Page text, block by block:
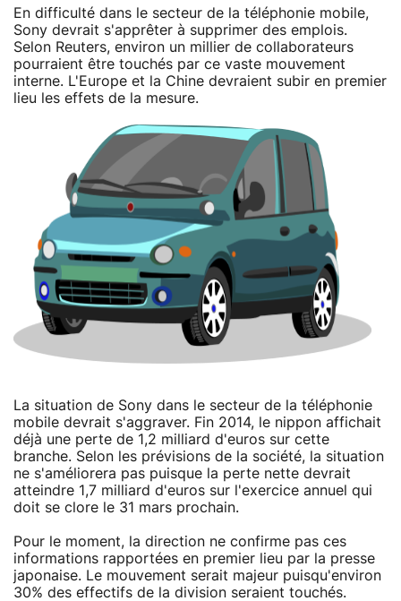
En difficulté dans le secteur de la téléphonie mobile,
Sony devrait s'apprêter à supprimer des emplois.
Selon Reuters, environ un millier de collaborateurs
pourraient être touchés par ce vaste mouvement
interne. L'Europe et la Chine devraient subir en premier
lieu les effets de la mesure.
La situation de Sony dans le secteur de la téléphonie
mobile devrait s'aggraver. Fin 2014, le nippon affichait
déjà une perte de 1,2 milliard d'euros sur cette
branche. Selon les prévisions de la société, la situation
ne s'améliorera pas puisque la perte nette devrait
atteindre 1,7 milliard d'euros sur l'exercice annuel qui
doit se clore le 31 mars prochain.
Pour le moment, la direction ne confirme pas ces
informations rapportées en premier lieu par la presse
japonaise. Le mouvement serait majeur puisqu'environ
30% des effectifs de la division seraient touchés.